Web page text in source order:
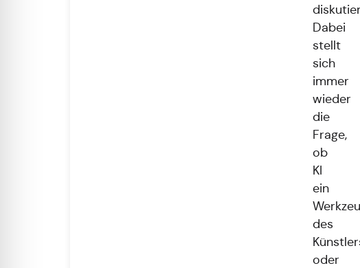
Dabei
stellt
sich
immer
wieder
die
Frage,
ob
KI
ein
des
oder